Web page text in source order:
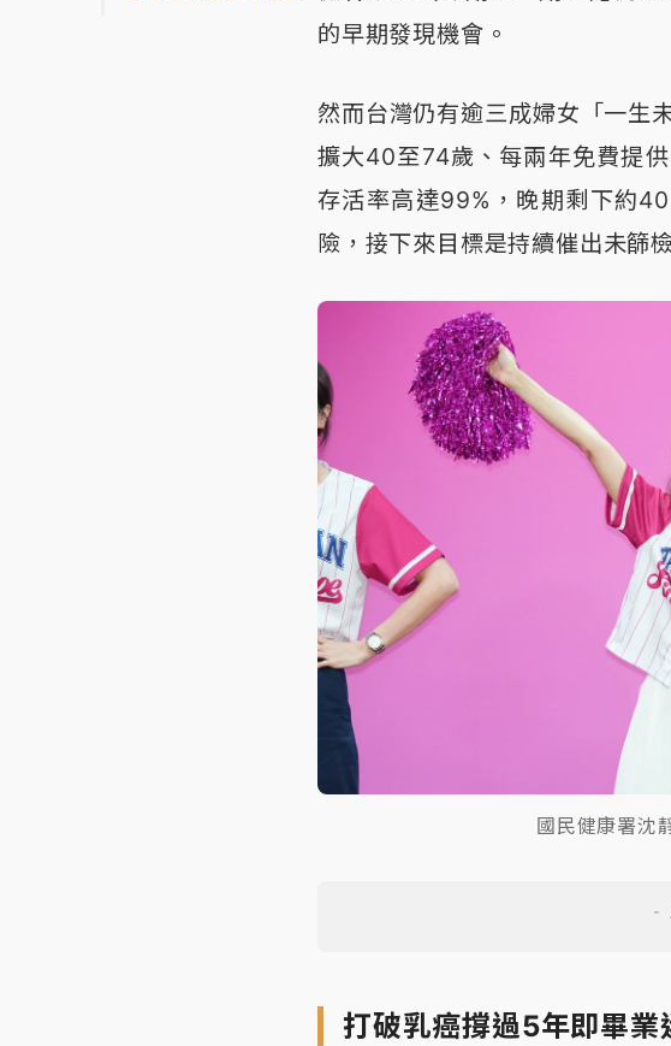
的早期發現機會。
然而台灣仍有逾三成婦女「一生
擴大40至74歲、每兩年免費提
存活率高達99%，晚期剩下約
險，接下來目標是持續催出未篩
國民健康署沈
打破乳癌撐過5年即畢業